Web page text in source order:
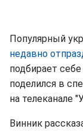
Популярный
недавно
подбирает
поделился в
на телеканале
Винник